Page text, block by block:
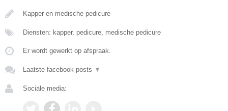
Kapper en medische pedicure
Diensten: kapper, pedicure, medische pedicure
Er wordt gewerkt op afspraak.
Laatste facebook posts ▼
Sociale media: